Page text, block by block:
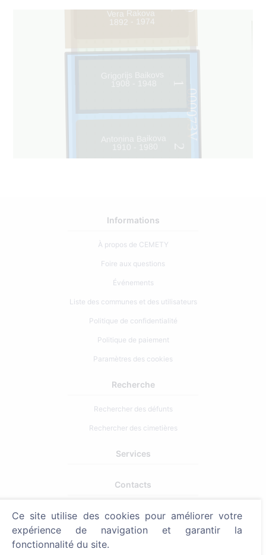
000073V
0
1
Vera Rakova
1892 - 1974
Informations
À propos de CEMETY
Foire aux questions
Événements
Liste des communes et des utilisateurs
Politique de confidentialité
Politique de paiement
Paramètres des cookies
Recherche
Rechercher des défunts
Rechercher des cimetières
Services
Contacts
371 29144816
Ce site utilise des cookies pour améliorer votre
expérience de navigation et garantir la
fonctionnalité du site.